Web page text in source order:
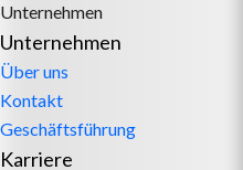
Unternehmen
Unternehmen
Über uns
Kontakt
Geschäftsführung
Karriere